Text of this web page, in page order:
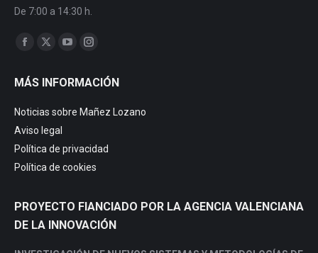
De 7:00 a 14:30 h.
Encuéntranos en:
MÁS INFORMACIÓN
Noticias sobre Mañez Lozano
Aviso legal
Política de privacidad
Política de cookies
PROYECTO FIANCIADO POR LA AGENCIA VALENCIANA
DE LA INNOVACIÓN